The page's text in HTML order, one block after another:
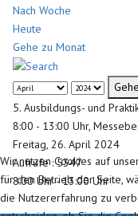
Nach Woche
Heute
Gehe zu Monat
5. Ausbildungs- und
8:00 - 13:00 Uhr,
Freitag, 26. April 2024
Aufrufe: 5347
8:00 Uhr - 13:00 Uhr
Wir nutzen Cookies auf
für den Betrieb der Seite,
die Nutzererfahrung zu